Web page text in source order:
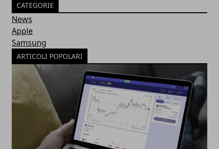
CATEGORIE
News
Apple
Samsung
ARTICOLI POPOLARI